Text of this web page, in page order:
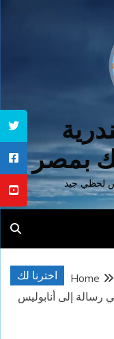
بمصر
لحظي جيد
اخترنا لك
Home
رسالة إلى أنابوليس